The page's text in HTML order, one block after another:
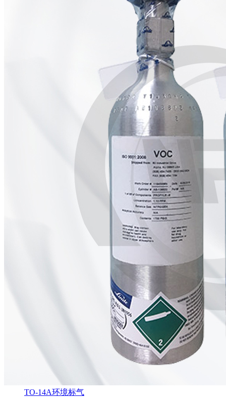
TO-14A环境标气